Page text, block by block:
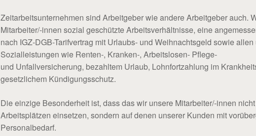
Zeitarbeitsunternehmen sind Arbeitgeber wie andere Arbeitgeber auch.
Mitarbeiter/-innen sozial geschützte Arbeitsverhältnisse, eine
nach IGZ-DGB-Tarifvertrag mit Urlaubs- und Weihnachtsgeld sowie
Sozialleistungen wie Renten-, Kranken-, Arbeitslosen- Pflege-
und Unfallversicherung, bezahltem Urlaub, Lohnfortzahlung im
gesetzlichem Kündigungsschutz.
Die einzige Besonderheit ist, dass das wir unsere Mitarbeiter/-innen
Arbeitsplätzen einsetzen, sondern auf denen unserer Kunden mit
Personalbedarf.